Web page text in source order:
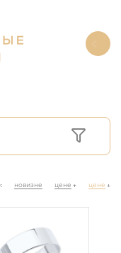
новизне цене ↑ цене ↓